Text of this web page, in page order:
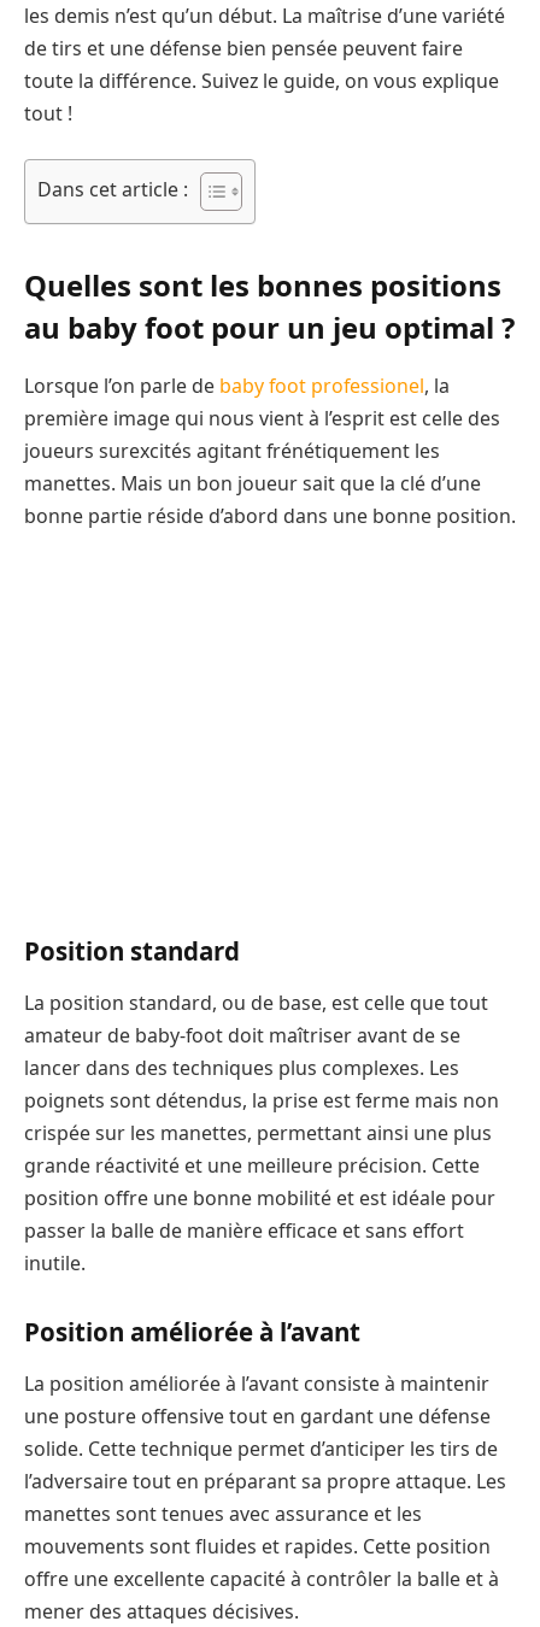
les demis n’est qu’un début. La maîtrise d’une variété
de tirs et une défense bien pensée peuvent faire
toute la différence. Suivez le guide, on vous explique
tout !
Dans cet article :
Quelles sont les bonnes positions
au baby foot pour un jeu optimal ?
Lorsque l’on parle de baby foot professionel, la
première image qui nous vient à l’esprit est celle des
joueurs surexcités agitant frénétiquement les
manettes. Mais un bon joueur sait que la clé d’une
bonne partie réside d’abord dans une bonne position.
Position standard
La position standard, ou de base, est celle que tout
amateur de baby-foot doit maîtriser avant de se
lancer dans des techniques plus complexes. Les
poignets sont détendus, la prise est ferme mais non
crispée sur les manettes, permettant ainsi une plus
grande réactivité et une meilleure précision. Cette
position offre une bonne mobilité et est idéale pour
passer la balle de manière efficace et sans effort
inutile.
Position améliorée à l’avant
La position améliorée à l’avant consiste à maintenir
une posture offensive tout en gardant une défense
solide. Cette technique permet d’anticiper les tirs de
l’adversaire tout en préparant sa propre attaque. Les
manettes sont tenues avec assurance et les
mouvements sont fluides et rapides. Cette position
offre une excellente capacité à contrôler la balle et à
mener des attaques décisives.